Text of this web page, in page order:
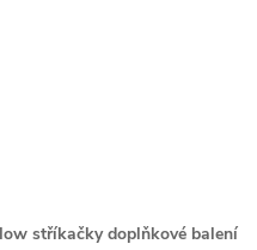
stříkačky doplňkové balení